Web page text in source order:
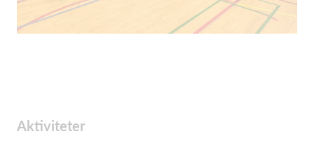
Aktiviteter